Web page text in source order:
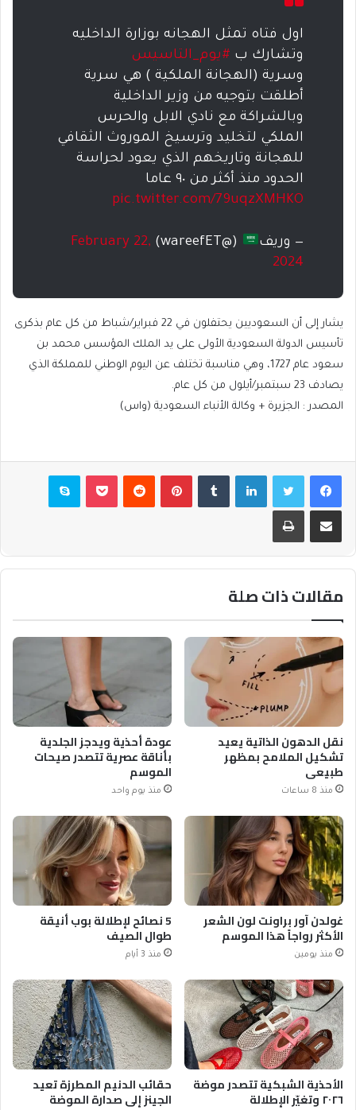
اول فتاه تمثل الهجانه بوزارة الداخليه
وتشارك ب #يوم_التاسيس
وسرية (الهجانة الملكية ) هي سرية
أطلقت بتوجيه من وزير الداخلية
وبالشراكة مع نادي الابل والحرس
الملكي لتخليد وترسيخ الموروث الثقافي
للهجانة وتاريخهم الذي يعود لحراسة
الحدود منذ أكثر من ٩٠ عاما
pic.twitter.com/79uqzXMHKO
— وريف (@wareefET)
February 22,
2024
يشار إلى أن السعوديين يحتفلون في 22 فبراير/شباط من كل عام بذكرى
تأسيس الدولة السعودية الأولى على يد الملك المؤسس محمد بن
سعود عام 1727، وهي مناسبة تختلف عن اليوم الوطني للمملكة الذي
يصادف 23 سبتمبر/أيلول من كل عام.
المصدر: الجزيرة + وكالة الأنباء السعودية (واس)
فيسبوكتويتر لينكدإن بينتيريست بوكيت سكايب
مشاركة عبر البريد طباعة
مقالات ذات صلة
نقل الدهون الذاتية يعيد
تشكيل الملامح بمظهر
طبيعي
منذ 8 ساعات
عودة أحذية ويدجز الجلدية
بأناقة عصرية تتصدر صيحات
الموسم
منذ يوم واحد
غولدن آور براونت لون الشعر
الأكثر رواجاً هذا الموسم
منذ يومين
5 نصائح لإطلالة بوب أنيقة
طوال الصيف
منذ 3 أيام
الأحذية الشبكية تتصدر موضة
٢٠٢٦ وتغيّر الإطلالة
حقائب الدنيم المطرزة تعيد
الجينز إلى صدارة الموضة